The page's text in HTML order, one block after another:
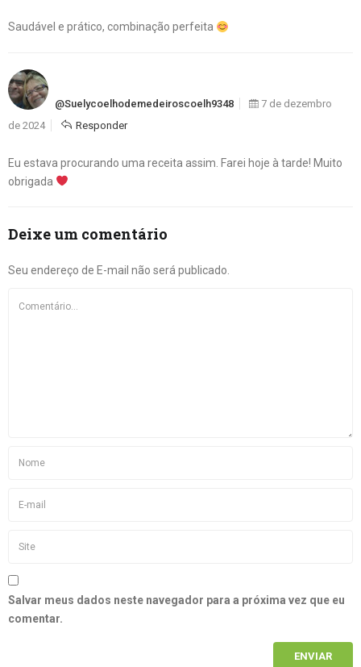
Saudável e prático, combinação perfeita
@suelycoelhodemedeiroscoelh9348
7 de dezembro
de 2024
Responder
Eu estava procurando uma receita assim. Farei hoje à tarde! Muito
obrigada
Deixe um comentário
Seu endereço de E-mail não será publicado.
Salvar meus dados neste navegador para a próxima vez que eu
comentar.